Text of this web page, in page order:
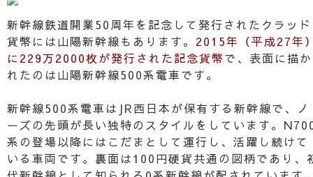
新幹線鉄道開業50周年を記念して発行されたクラッド
貨幣には山陽新幹線もあります。 2015年（平成27年
に229万2000枚が発行された記念貨幣で、表面に描か
れたのは山陽新幹線500系電車です。
新幹線500系電車はJR西日本が保有する新幹線で、ノ
ーズの先頭が長い独特のスタイルをしています。
系の登場以降にはこだまとして運行し、活躍し続けて
いる車両です。裏面は100円硬貨共通の図柄であり、